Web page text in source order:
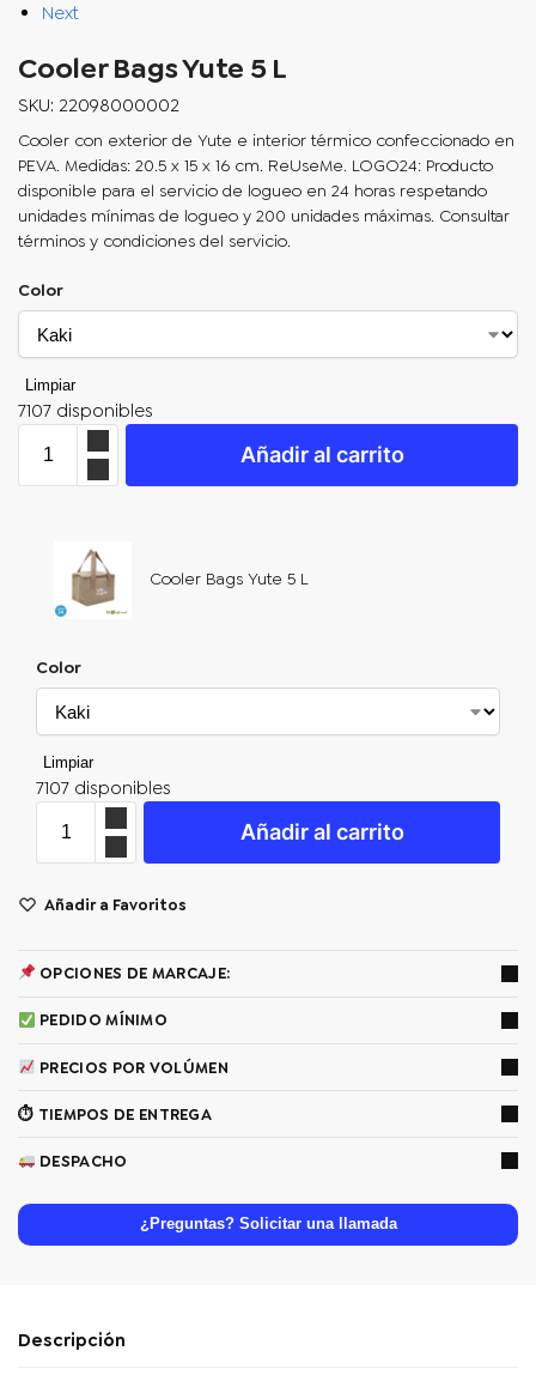
Next
Cooler Bags Yute 5 L
SKU: 22098000002
Cooler con exterior de Yute e interior térmico confeccionado en
PEVA. Medidas: 20.5 x 15 x 16 cm. ReUseMe. LOGO24: Producto
disponible para el servicio de logueo en 24 horas respetando
unidades mínimas de logueo y 200 unidades máximas. Consultar
términos y condiciones del servicio.
Color
Limpiar
7107 disponibles
Añadir al carrito
Cooler Bags Yute 5 L
Color
Limpiar
7107 disponibles
Añadir al carrito
Añadir a Favoritos
OPCIONES DE MARCAJE:
PEDIDO MÍNIMO
PRECIOS POR VOLÚMEN
⏱ TIEMPOS DE ENTREGA
DESPACHO
¿Preguntas? Solicitar una llamada
Descripción